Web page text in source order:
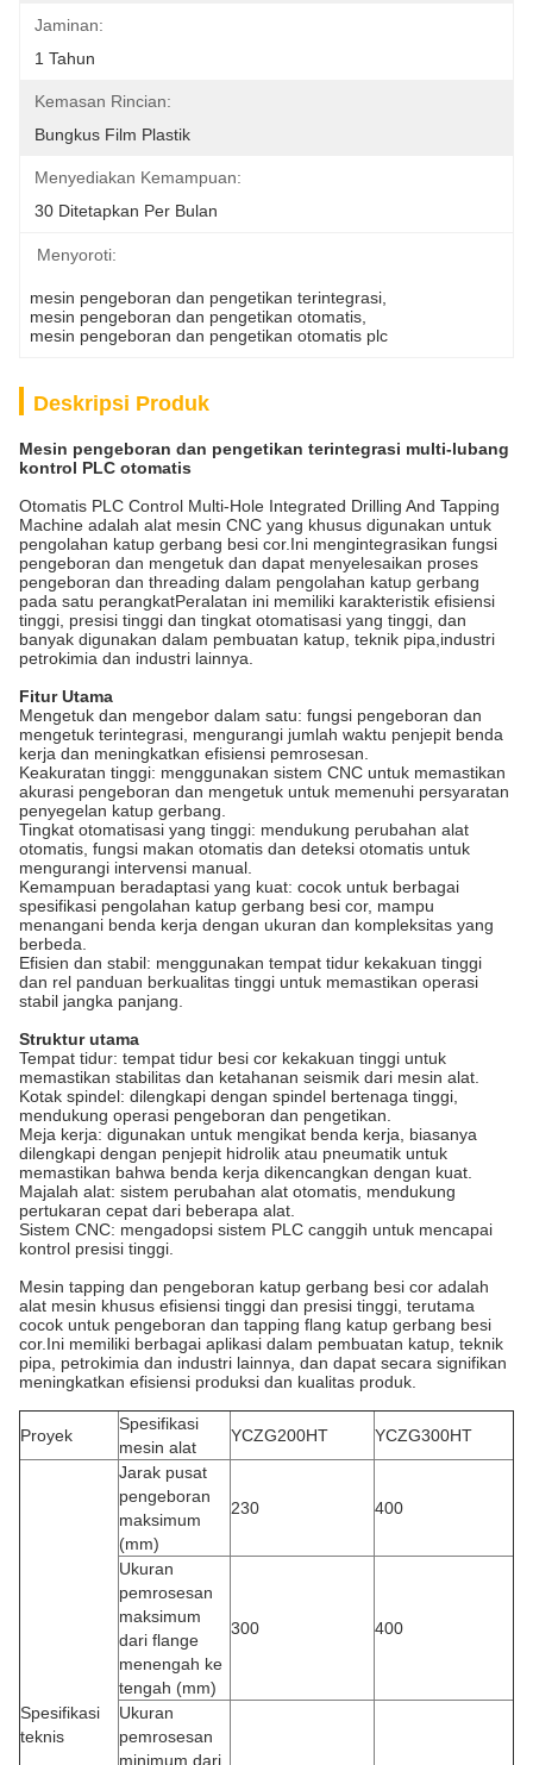
Jaminan:
1 Tahun
Kemasan Rincian:
Bungkus Film Plastik
Menyediakan Kemampuan:
30 Ditetapkan Per Bulan
Menyoroti:
mesin pengeboran dan pengetikan terintegrasi
mesin pengeboran dan pengetikan otomatis
mesin pengeboran dan pengetikan otomatis plc
Deskripsi Produk
Mesin pengeboran dan pengetikan terintegrasi multi-lubang
kontrol PLC otomatis
Otomatis PLC Control Multi-Hole Integrated Drilling And Tapping
Machine adalah alat mesin CNC yang khusus digunakan untuk
pengolahan katup gerbang besi cor.Ini mengintegrasikan fungsi
pengeboran dan mengetuk dan dapat menyelesaikan proses
pengeboran dan threading dalam pengolahan katup gerbang
pada satu perangkatPeralatan ini memiliki karakteristik efisiensi
tinggi, presisi tinggi dan tingkat otomatisasi yang tinggi, dan
banyak digunakan dalam pembuatan katup, teknik pipa,industri
petrokimia dan industri lainnya.
Fitur Utama
Mengetuk dan mengebor dalam satu: fungsi pengeboran dan
mengetuk terintegrasi, mengurangi jumlah waktu penjepit benda
kerja dan meningkatkan efisiensi pemrosesan.
Keakuratan tinggi: menggunakan sistem CNC untuk memastikan
akurasi pengeboran dan mengetuk untuk memenuhi persyaratan
penyegelan katup gerbang.
Tingkat otomatisasi yang tinggi: mendukung perubahan alat
otomatis, fungsi makan otomatis dan deteksi otomatis untuk
mengurangi intervensi manual.
Kemampuan beradaptasi yang kuat: cocok untuk berbagai
spesifikasi pengolahan katup gerbang besi cor, mampu
menangani benda kerja dengan ukuran dan kompleksitas yang
berbeda.
Efisien dan stabil: menggunakan tempat tidur kekakuan tinggi
dan rel panduan berkualitas tinggi untuk memastikan operasi
stabil jangka panjang.
Struktur utama
Tempat tidur: tempat tidur besi cor kekakuan tinggi untuk
memastikan stabilitas dan ketahanan seismik dari mesin alat.
Kotak spindel: dilengkapi dengan spindel bertenaga tinggi,
mendukung operasi pengeboran dan pengetikan.
Meja kerja: digunakan untuk mengikat benda kerja, biasanya
dilengkapi dengan penjepit hidrolik atau pneumatik untuk
memastikan bahwa benda kerja dikencangkan dengan kuat.
Majalah alat: sistem perubahan alat otomatis, mendukung
pertukaran cepat dari beberapa alat.
Sistem CNC: mengadopsi sistem PLC canggih untuk mencapai
kontrol presisi tinggi.
Mesin tapping dan pengeboran katup gerbang besi cor adalah
alat mesin khusus efisiensi tinggi dan presisi tinggi, terutama
cocok untuk pengeboran dan tapping flang katup gerbang besi
cor.Ini memiliki berbagai aplikasi dalam pembuatan katup, teknik
pipa, petrokimia dan industri lainnya, dan dapat secara signifikan
meningkatkan efisiensi produksi dan kualitas produk.
Proyek
Spesifikasi
mesin alat
YCZG200HT YCZG300HT
Spesifikasi
teknis
Jarak pusat
pengeboran
maksimum
(mm)
230 400
Ukuran
pemrosesan
maksimum
dari flange
menengah ke
tengah (mm)
300 400
Ukuran
pemrosesan
minimum dari